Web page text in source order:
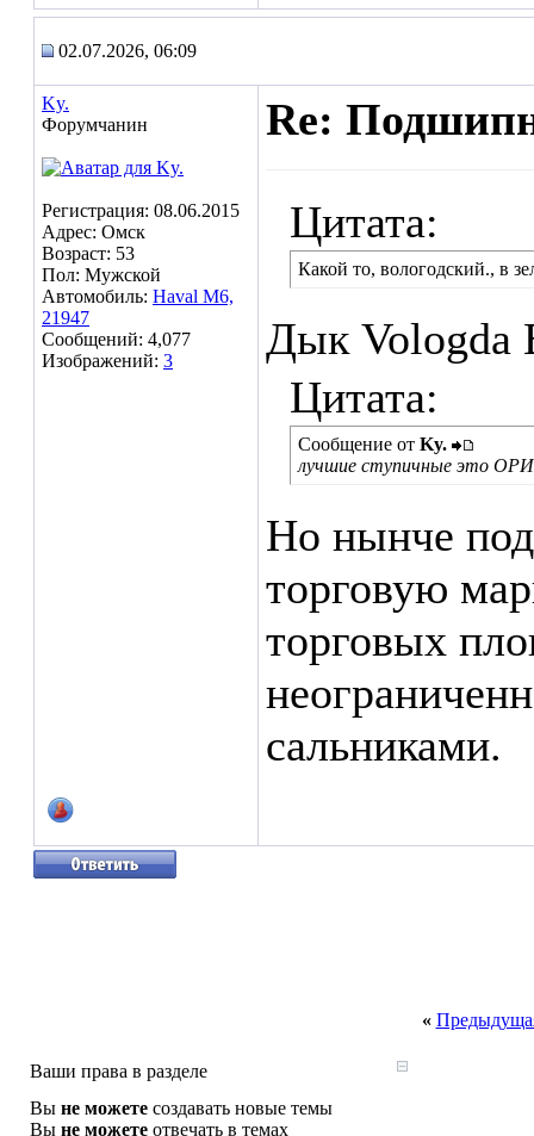
02.07.2026, 06:09
Ky.
Форумчанин
Регистрация: 08.06.2015
Адрес: Омск
Возраст: 53
Пол: Мужской
Автомобиль: Haval M6,
21947
Сообщений: 4,077
Изображений: 3
Re:
Цитата:
Какой то, вологодский., в
Дык Vologda
Цитата:
Сообщение от Ky.
лучшие ступичные это
Но нынче
торговую
торговых
сальниками.
«
Ваши права в разделе
Вы не можете создавать новые темы
Вы не можете отвечать в темах